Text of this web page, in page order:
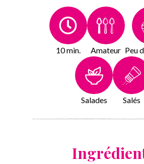
10 min. Amateur Peu
Salades Salés